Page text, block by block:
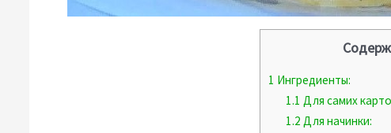
1 Ингредиенты:
1.1 Для самих
1.2 Для начинки: